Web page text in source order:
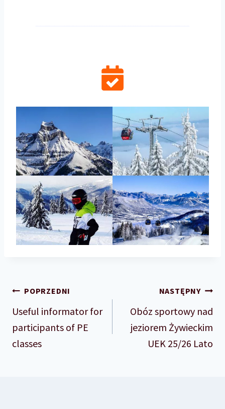
Nawigacja
wpisu
POPRZEDNI
Useful informator for
participants of PE
classes
NASTĘPNY
Obóz sportowy nad
jeziorem Żywieckim
UEK 25/26 Lato